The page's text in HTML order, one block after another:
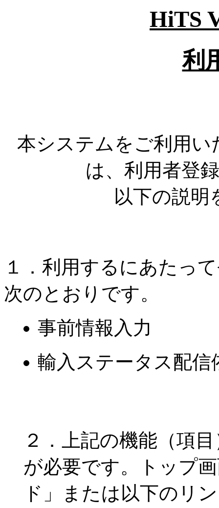
HiTS
利
本システムをご利用
は、利用者登
以下の説明
１．利用するにあたっ
次のとおりです。
事前情報入力
輸入ステータス配信
２．上記の機能（項
が必要です。トップ
ド」または以下のリ